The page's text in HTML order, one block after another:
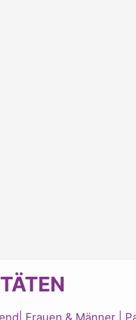
Frauen & Männer